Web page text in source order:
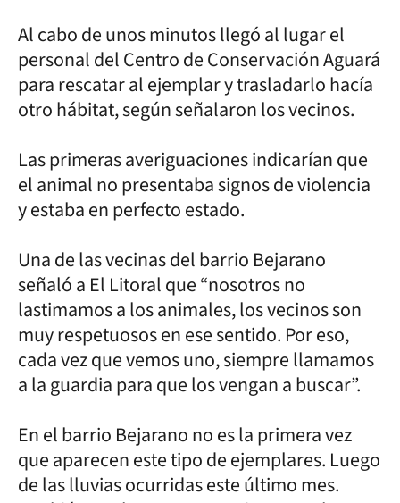
Al cabo de unos minutos llegó al lugar el
personal del Centro de Conservación Aguará
para rescatar al ejemplar y trasladarlo hacía
otro hábitat, según señalaron los vecinos.
Las primeras averiguaciones indicarían que
el animal no presentaba signos de violencia
y estaba en perfecto estado.
Una de las vecinas del barrio Bejarano
señaló a El Litoral que “nosotros no
lastimamos a los animales, los vecinos son
muy respetuosos en ese sentido. Por eso,
cada vez que vemos uno, siempre llamamos
a la guardia para que los vengan a buscar”.
En el barrio Bejarano no es la primera vez
que aparecen este tipo de ejemplares. Luego
de las lluvias ocurridas este último mes.